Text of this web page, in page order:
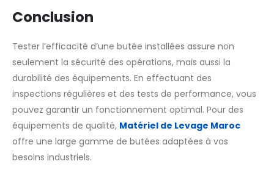
Conclusion
Tester l’efficacité d’une butée installées assure non
seulement la sécurité des opérations, mais aussi la
durabilité des équipements. En effectuant des
inspections régulières et des tests de performance, vous
pouvez garantir un fonctionnement optimal. Pour des
équipements de qualité, Matériel de Levage Maroc
offre une large gamme de butées adaptées à vos
besoins industriels.